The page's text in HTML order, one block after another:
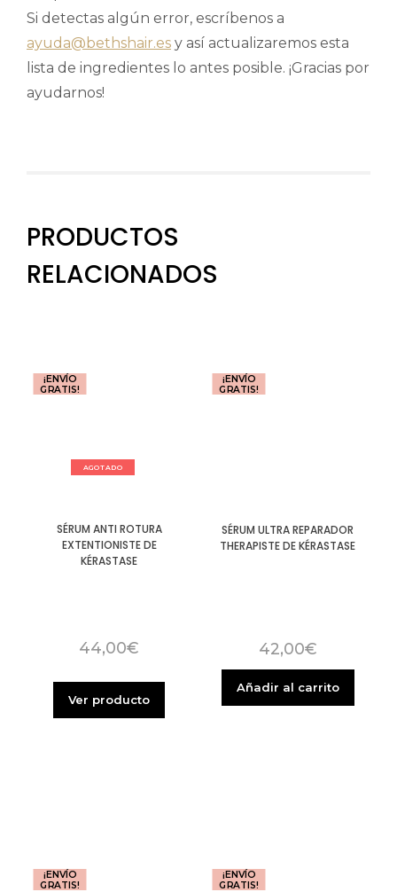
Si detectas algún error, escríbenos a
ayuda@bethshair.es y así actualizaremos esta
lista de ingredientes lo antes posible. ¡Gracias por
ayudarnos!
PRODUCTOS
RELACIONADOS
AGOTADO
¡ENVÍO
GRATIS!
SÉRUM ANTI ROTURA
EXTENTIONISTE DE
KÉRASTASE
44,00€
Ver producto
¡ENVÍO
GRATIS!
SÉRUM ULTRA REPARADOR
THERAPISTE DE KÉRASTASE
42,00€
Añadir al carrito
¡ENVÍO
GRATIS!
¡ENVÍO
GRATIS!